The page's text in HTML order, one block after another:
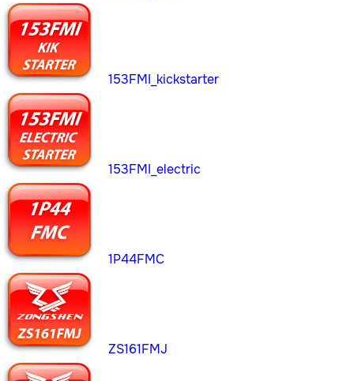
153FMI_kickstarter
153FMI_electric
1P44FMC
ZS161FMJ